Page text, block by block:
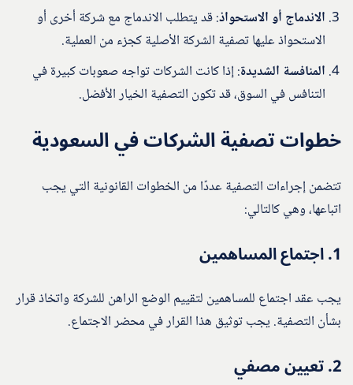
الاندماج أو الاستحواذ: قد يتطلب الاندماج مع شركة أخرى أو
الاستحواذ عليها تصفية الشركة الأصلية كجزء من العملية.
المنافسة الشديدة: إذا كانت الشركات تواجه صعوبات كبيرة في
التنافس في السوق، قد تكون التصفية الخيار الأفضل.
خطوات تصفية الشركات في السعودية
تتضمن إجراءات التصفية عددًا من الخطوات القانونية التي يجب
اتباعها، وهي كالتالي:
1. اجتماع المساهمين
يجب عقد اجتماع للمساهمين لتقييم الوضع الراهن للشركة واتخاذ قرار
بشأن التصفية. يجب توثيق هذا القرار في محضر الاجتماع.
2. تعيين مصفي